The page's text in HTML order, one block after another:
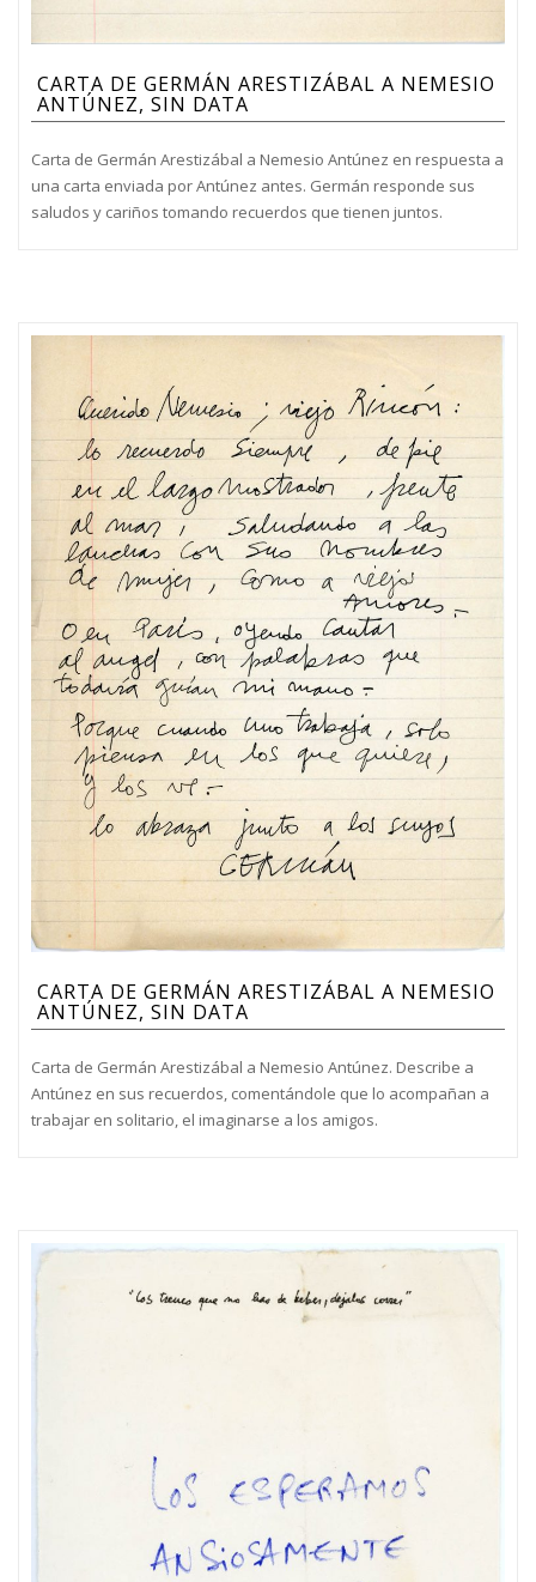
CARTA DE GERMÁN ARESTIZÁBAL A NEMESIO
ANTÚNEZ, SIN DATA
Carta de Germán Arestizábal a Nemesio Antúnez en respuesta a
una carta enviada por Antúnez antes. Germán responde sus
saludos y cariños tomando recuerdos que tienen juntos.
CARTA DE GERMÁN ARESTIZÁBAL A NEMESIO
ANTÚNEZ, SIN DATA
Carta de Germán Arestizábal a Nemesio Antúnez. Describe a
Antúnez en sus recuerdos, comentándole que lo acompañan a
trabajar en solitario, el imaginarse a los amigos.